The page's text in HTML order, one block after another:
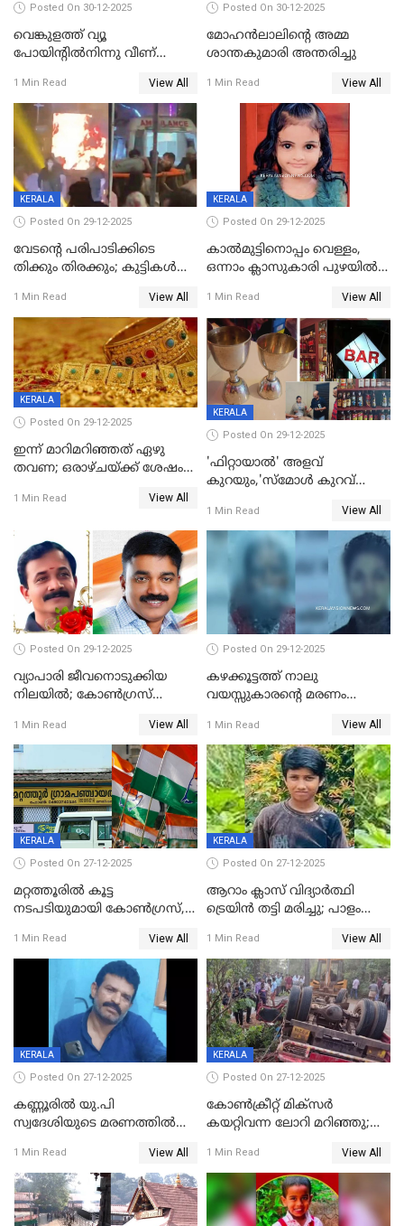
Posted On 30-12-2025
വെങ്കുളത്ത് വ്യൂ
പോയിന്റിൽനിന്നു വീണ്
1 Min Read View All
Posted On 30-12-2025
മോഹന്‍ലാലിന്‍റെ അമ്മ
ശാന്തകുമാരി അന്തരിച്ചു
1 Min Read View All
KERALA
Posted On 29-12-2025
വേടന്റെ പരിപാടിക്കിടെ
തിക്കും തിരക്കും; കുട്ടികള്‍
പരിക്ക്; പാളം മറികടന്ന
യുവാവ് ട്രെയിന്‍ തട്ടി മരിച്ചു
1 Min Read View All
KERALA
Posted On 29-12-2025
കാൽമുട്ടിനൊപ്പം വെള്ളം,
ഒന്നാം ക്ലാസുകാരി പുഴയിൽ
കുട്ടികൾക്കൊപ്പം
കളിക്കുന്നതിനിടെ
1 Min Read View All
KERALA
Posted On 29-12-2025
ഇന്ന് മാറിമറിഞ്ഞത് ഏഴു
തവണ; ഒരാഴ്ചയ്ക്ക് ശേഷം
1 Min Read View All
KERALA
Posted On 29-12-2025
'ഫിറ്റായാൽ' അളവ്
കുറയും,'സ്‌മോൾ കുറവ്
പിഴ
1 Min Read View All
Posted On 29-12-2025
വ്യാപാരി ജീവനൊടുക്കിയ
നിലയില്‍; കോണ്‍ഗ്രസ്
മാനസികപീഡനമെന്ന് കുറിപ്പ്
1 Min Read View All
Posted On 29-12-2025
കഴക്കൂട്ടത്ത് നാലു
വയസ്സുകാരന്റെ മരണം
സുഹൃത്തും പൊലീസ്
കസ്റ്റഡിയിൽ
1 Min Read View All
KERALA
Posted On 27-12-2025
മറ്റത്തൂരിൽ കൂട്ട
നടപടിയുമായി കോണ്‍ഗ്രസ്,
എട്ട് പേര്‍ ഉള്‍പ്പെടെ
പത്തുപേരെ പുറത്താക്കി,
ചൊവ്വന്നൂരിലും നടപടി
1 Min Read View All
KERALA
Posted On 27-12-2025
ആറാം ക്ലാസ് വിദ്യാർത്ഥി
ട്രെയിൻ തട്ടി മരിച്ചു; പാളം
അപകടം മലപ്പുറത്ത്
1 Min Read View All
KERALA
Posted On 27-12-2025
കണ്ണൂരിൽ യു.പി
സ്വദേശിയുടെ മരണത്തിൽ
കേസ്; തർക്കമുണ്ടായത്
ഫേഷ്യലിന് 300 രൂപ
ആവശ്യപ്പെട്ടതിനെച്ചൊല്ലി
1 Min Read View All
KERALA
Posted On 27-12-2025
കോണ്‍ക്രീറ്റ് മിക്‌സര്‍
കയറ്റിവന്ന ലോറി മറിഞ്ഞു;
അപകടം കണ്ണൂരിൽ
1 Min Read View All